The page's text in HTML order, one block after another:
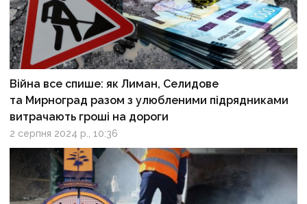
Війна все спише: як Лиман, Селидове
та Мирноград разом з улюбленими підрядниками
витрачають гроші на дороги
2 серпня 2024 р., 10:36